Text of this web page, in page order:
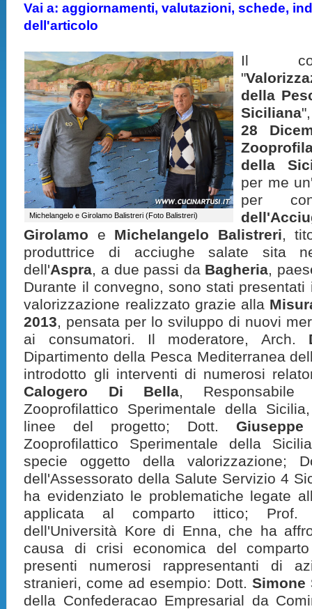
Vai a: aggiornamenti, valutazioni, schede,
dell'articolo
Michelangelo e Girolamo Balistreri (Foto Balistreri)
Il
"
della
Siciliana
28
della
per me
per
Girolamo e Michelangelo Balistreri,
produttrice di acciughe salate sita
dell'Aspra, a due passi da Bagheria,
Durante il convegno, sono stati
valorizzazione realizzato grazie alla
2013, pensata per lo sviluppo di nuovi
ai consumatori. Il moderatore, Arch.
Dipartimento della Pesca Mediterranea
introdotto gli interventi di numerosi
Calogero Di Bella,
Zooprofilattico Sperimentale della
linee del progetto; Dott.
Zooprofilattico Sperimentale della
specie oggetto della valorizzazione;
dell'Assessorato della Salute Servizio 4
ha evidenziato le problematiche legate
applicata al comparto ittico;
dell'Università Kore di Enna, che ha
causa di crisi economica del
presenti numerosi rappresentanti di
stranieri, come ad esempio: Dott. Simone
della Confederacao Empresarial da